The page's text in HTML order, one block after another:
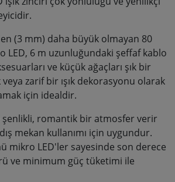
(3 mm) daha büyük olmayan 80
LED, 6 m uzunluğundaki şeffaf kablo
ve küçük ağaçları şık bir
zarif bir ışık dekorasyonu olarak
için idealdir.
şenlikli, romantik bir atmosfer verir
mekan kullanımı için uygundur.
mikro LED'ler sayesinde son derece
ve minimum güç tüketimi ile